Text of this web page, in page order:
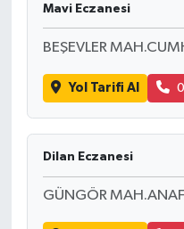
Mavi Eczanesi
BEŞEVLER
Yol Tarifi Al
Dilan Eczanesi
GÜNGÖR